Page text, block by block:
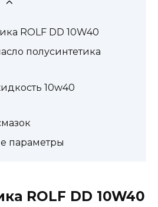
ROLF DD 10W40
полусинтетика
10w40
параметры
ROLF DD 10W40